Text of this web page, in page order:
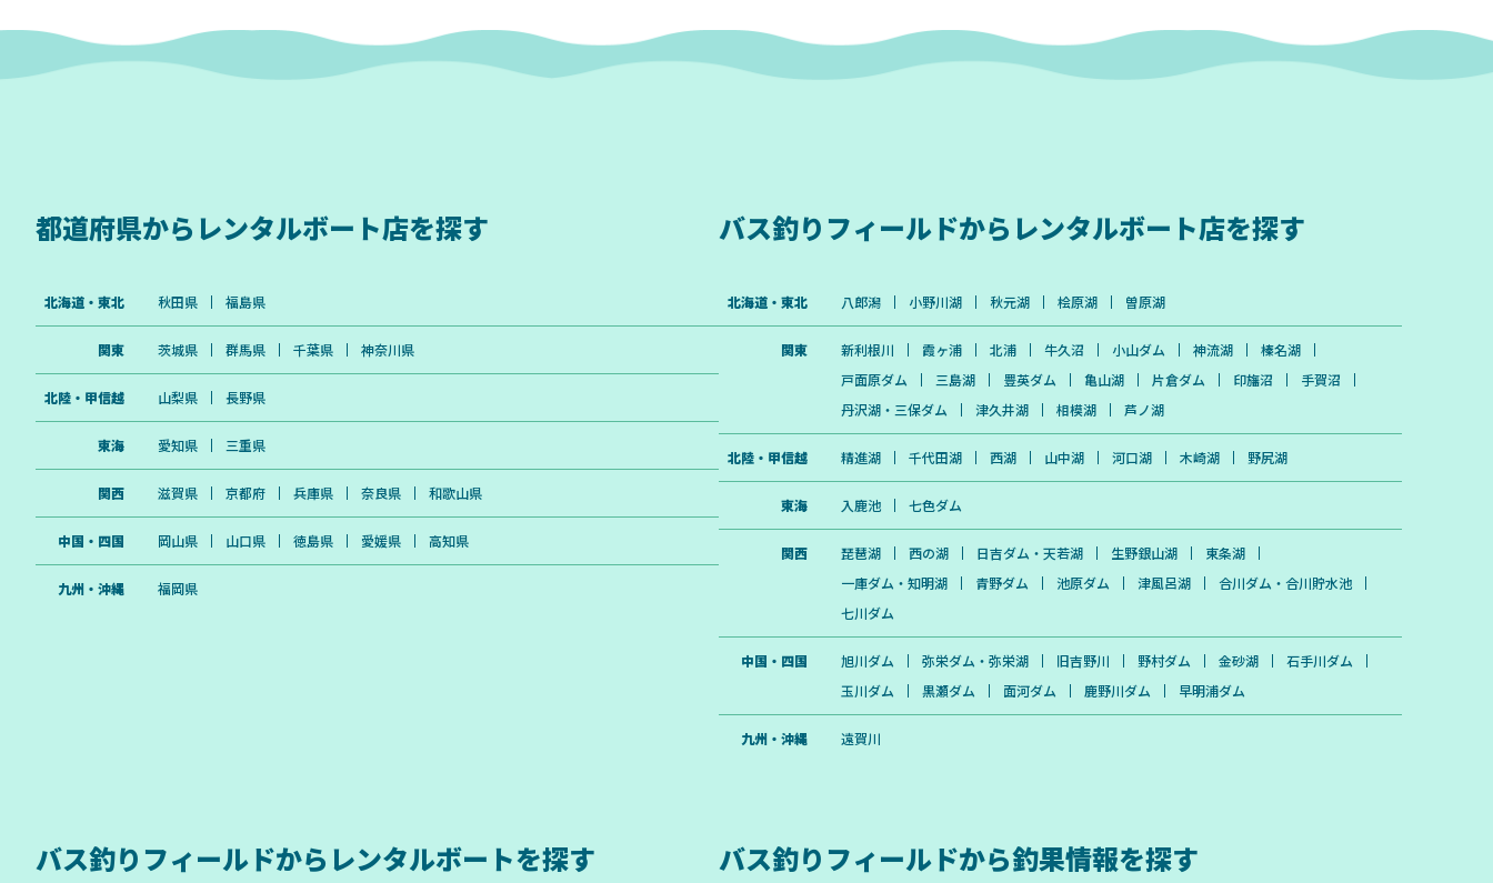
ッテリー比で約50％軽量。 レンタルボート
への積み下ろしや車載もストレスフリー。
4000サイクルの長寿命 LiFePO4セル採用に
プ。 低温充電保護機能（LTCP） 0℃以下で
は自動で充電を停止、5℃以上で再開。 寒冷
す。 船検対応予定 日本の船舶検査基準に適
合するよう調整中。 ご希望の方には船検承
認用書類を発行いたします。（有償） - 仕様
- モデル：12V140Ah 公称電圧：12.8V 容
量：140Ah 電力量：1792Wh サイズ：
330mm × 172mm × 216mm（BCI Group
31） 重量：12.7kg アプリ連動：あり 端子
原産国：中国 ※エルデンチバッテリーの充
電は、必ず専用充電器を使用し、正しい手順
で行ってください。 ※非対応の充電器を使
用すると、正常に充電ができないだけでな
く、発火などの重大な事故を引き起こす可能
性があります。
ンスキャン、2Dチャープを表示可能 ・チャ
ープ方式の2Dソナー ・写真のような精細な
水中映像のダウンスキャン ・魚を識別して
のスクリーン ・キーパッドで簡単操作 ・自
動調整ソナー機能で環境が変わっても自動で
ッテリー比で約50％軽量。 レンタルボート
への積み下ろしや車載もストレスフリー。
4000サイクルの長寿命 LiFePO4セル採用に
プ。 低温充電保護機能（LTCP） 0℃以下で
は自動で充電を停止、5℃以上で再開。 寒冷
す。 船検対応予定 日本の船舶検査基準の条
件承認に適合しています。 ご希望の方には
船検承認用書類を発行いたします。（有償）
- 仕様 - モデル：36V50Ah 公称電圧：38.4V
容量：50Ah 電力量：1920Wh サイズ：
330mm × 172mm × 216mm（BCI Group
径：M8（8mm） 充電サイクル：4000回
BMS：内蔵 耐水性能：IP65 保証期間：5年
原産国：中国 ※エルデンチバッテリーの充
電は、必ず専用充電器を使用し、正しい手順
で行ってください。 ※非対応の充電器を使
用すると、正常に充電ができないだけでな
適な映像設定に ・ねじ込み式のコネクタで
簡単かつしっかりと取り付け ・12V仕様 ・1
年保証（WEBからの保証登録が必須） ー
魚を識別して色分け表示するフィッシュリビ
ール機能 ー トリプルショットHD振動子モデ
イドスキャン ー 4インチモデル ー ・2Dソナ
ーのみのシンプルな構成 ・ワイド200khzの
バレットスキマー振動子で幅広い水域をカバ
ー ・GPS機能、SDカードスロットは無し
都道府県から レンタルボート店を探す
北海道・東北 秋田県 福島県
関東 茨城県 群馬県 千葉県 神奈川県
北陸・甲信越 山梨県 長野県
東海 愛知県 三重県
関西 滋賀県 京都府 兵庫県 奈良県 和歌山県
中国・四国 岡山県 山口県 徳島県 愛媛県 高知県
九州・沖縄 福岡県
バス釣りフィールドから レンタルボート店を探す
北海道・東北 八郎潟 小野川湖 秋元湖 桧原湖 曽原湖
関東 新利根川 霞ヶ浦 北浦 牛久沼 小山ダム 神流湖
榛名湖
戸面原ダム
三島湖 豊英ダム 亀山湖 片倉ダム 印旛沼
手賀沼
丹沢湖・三保ダム
津久井湖 相模湖 芦ノ湖
北陸・甲信越 精進湖 千代田湖 西湖 山中湖 河口湖 木崎湖 野尻湖
東海 入鹿池 七色ダム
関西 琵琶湖 西の湖 日吉ダム・天若湖 生野銀山湖
東条湖
一庫ダム・知明湖
青野ダム 池原ダム 津風呂湖
合川ダム・合川貯水池
七川ダム
中国・四国 旭川ダム 弥栄ダム・弥栄湖 旧吉野川 野村ダム 金砂湖
石手川ダム
玉川ダム
黒瀬ダム 面河ダム 鹿野川ダム 早明浦ダム
九州・沖縄 遠賀川
バス釣りフィールドから レンタルボートを探す バス釣りフィールドから釣果情報を探す